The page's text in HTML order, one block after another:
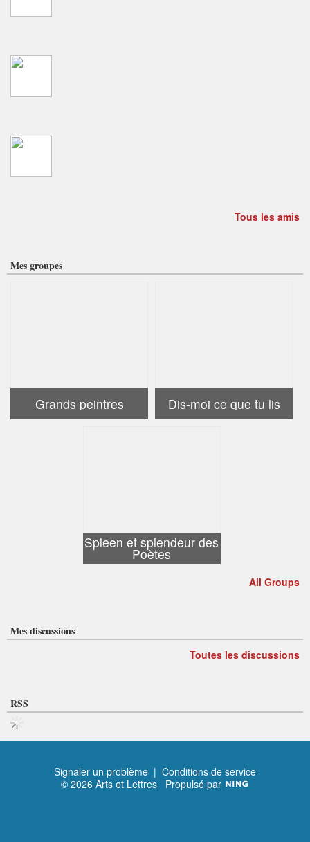
Tous les amis
Mes groupes
Grands peintres Dis-moi ce que tu lis
Spleen et splendeur des
Poètes
All Groups
Mes discussions
Toutes les discussions
RSS
Signaler un problème | Conditions de service
© 2026 Arts et Lettres Propulsé par